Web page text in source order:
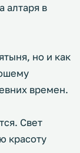
алтаря в
но и как
времен.
Свет
красоту